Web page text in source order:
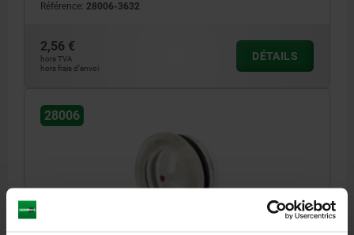
Référence: 28006-3632
2,56 €
hors TVA
hors frais d’envoi
DÉTAILS
28006